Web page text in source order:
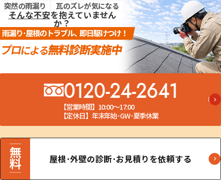
突然の雨漏り 瓦のズレが気になる
そんな不安を抱えていません
か？
0120-24-2641
【営業時間】10:00～17:00
【定休日】年末年始･GW･夏季休業
屋根･外壁の診断･お見積りを依頼する